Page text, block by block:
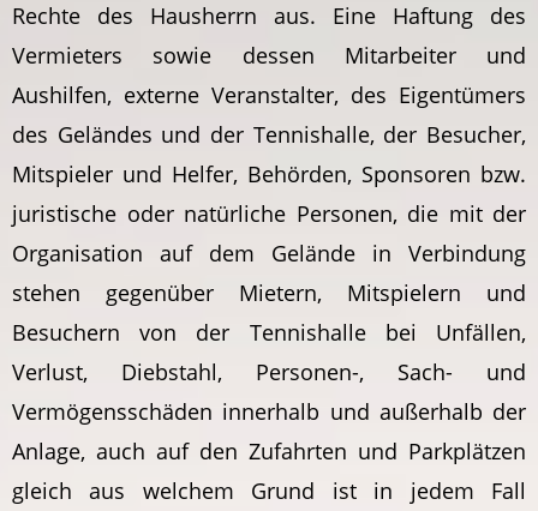
Rechte des Hausherrn aus. Eine Haftung des
Vermieters sowie dessen Mitarbeiter und
Aushilfen, externe Veranstalter, des Eigentümers
des Geländes und der Tennishalle, der Besucher,
Mitspieler und Helfer, Behörden, Sponsoren bzw.
juristische oder natürliche Personen, die mit der
Organisation auf dem Gelände in Verbindung
stehen gegenüber Mietern, Mitspielern und
Besuchern von der Tennishalle bei Unfällen,
Verlust, Diebstahl, Personen-, Sach- und
Vermögensschäden innerhalb und außerhalb der
Anlage, auch auf den Zufahrten und Parkplätzen
gleich aus welchem Grund ist in jedem Fall